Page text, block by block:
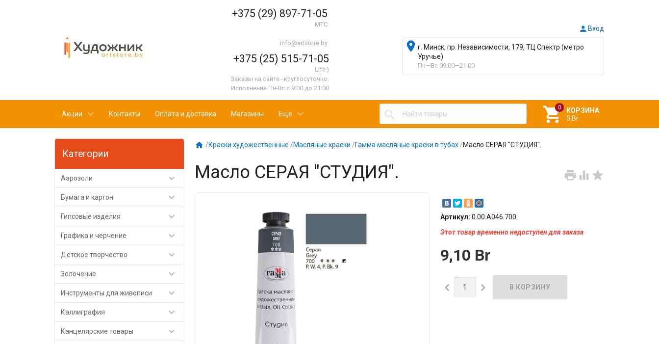
+375 (29) 897-71-05
МТС
info@artstore.by
+375 (25) 515-71-05
Life:)
Заказы на сайте - круглосуточно.
Исполнение Пн-Вс с 9:00 до 21:00
Вход
г. Минск, пр. Независимости, 179, ТЦ Спектр (метро
Уручье)
Пн—Вс 09:00—21:00
Акции Контакты Оплата и доставка Магазины Еще  
КОРЗИНА
0 Br
Категории
Аэрозоли 
Бумага и картон 
Гипсовые изделия 
Графика и черчение 
Детское творчество 
Золочение 
Инструменты для живописи 
Каллиграфия 
Канцелярские товары 
 /Краски художественные /Масляные краски /Гамма масляные краски в тубах /Масло СЕРАЯ "СТУДИЯ".
  
Масло СЕРАЯ "СТУДИЯ".
Артикул: 0.00.А046.700
Этот товар временно недоступен для заказа
9,10 Br
 